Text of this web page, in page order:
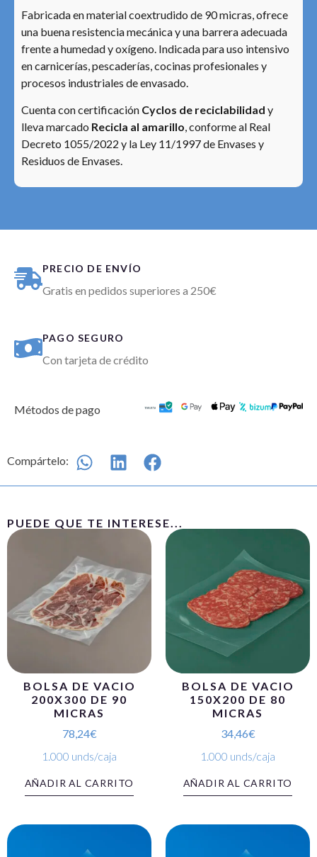
Fabricada en material coextrudido de 90 micras, ofrece
una buena resistencia mecánica y una barrera adecuada
frente a humedad y oxígeno. Indicada para uso intensivo
en carnicerías, pescaderías, cocinas profesionales y
procesos industriales de envasado.
Cuenta con certificación Cyclos de reciclabilidad y
lleva marcado Recicla al amarillo, conforme al Real
Decreto 1055/2022 y la Ley 11/1997 de Envases y
Residuos de Envases.
PRECIO DE ENVÍO
Gratis en pedidos superiores a 250€
PAGO SEGURO
Con tarjeta de crédito
Métodos de pago
Compártelo:
PUEDE QUE TE INTERESE...
BOLSA DE VACIO
200X300 DE 90
MICRAS
78,24€
1.000 unds/caja
AÑADIR AL CARRITO
BOLSA DE VACIO
150X200 DE 80
MICRAS
34,46€
1.000 unds/caja
AÑADIR AL CARRITO